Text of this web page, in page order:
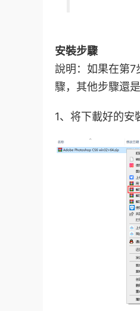
安裝步驟
說明：如果在第7
驟，其他步驟還是
1、将下載好的安